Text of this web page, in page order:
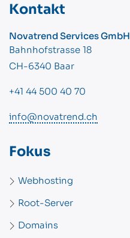
Kontakt
Novatrend Services GmbH
Bahnhofstrasse 18
CH-6340 Baar
+41 44 500 40 70
info@novatrend.ch
Fokus
Webhosting
Root-Server
Domains